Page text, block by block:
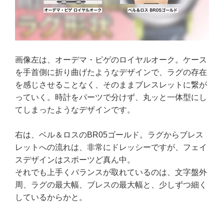
画像左は、オーデマ・ピゲのロイヤルオーク。ケース
を手首側に折り曲げたようなデザインで、ラグの存在
を感じさせることなく、そのままブレスレットに繋が
っていく。時計をパーツで分けず、丸ッと一体型にし
てしまったようなデザインです。
右は、ベル＆ロスのBR05ゴールド。ラグからブレス
レットへの流れは、非常にドレッシーですが、フェイ
スデザインはスポーツど真ん中。
それでも上手くバランスが取れているのは、文字盤外
周、ラグの最大幅、ブレスの最大幅と、少しずつ細く
しているからかと。